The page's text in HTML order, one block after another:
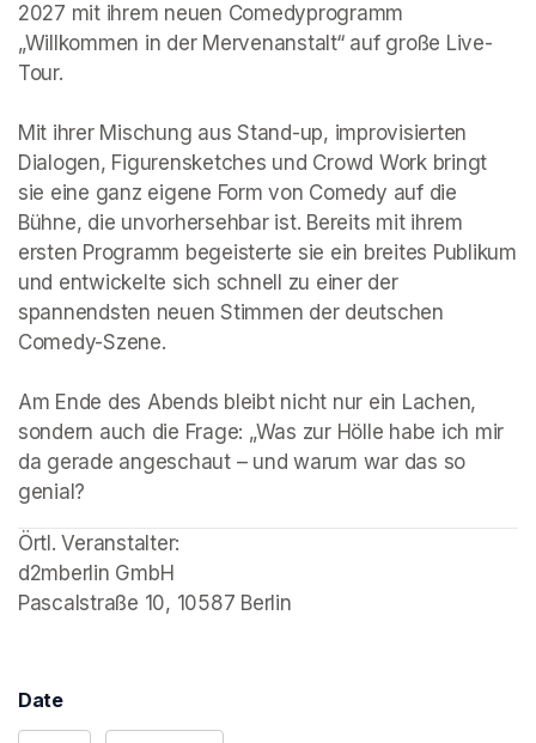
2027 mit ihrem neuen Comedyprogramm
„Willkommen in der Mervenanstalt“ auf große Live-
Tour.
Mit ihrer Mischung aus Stand-up, improvisierten
Dialogen, Figurensketches und Crowd Work bringt
sie eine ganz eigene Form von Comedy auf die
Bühne, die unvorhersehbar ist. Bereits mit ihrem
ersten Programm begeisterte sie ein breites Publikum
und entwickelte sich schnell zu einer der
spannendsten neuen Stimmen der deutschen
Comedy-Szene.
Am Ende des Abends bleibt nicht nur ein Lachen,
sondern auch die Frage: „Was zur Hölle habe ich mir
da gerade angeschaut – und warum war das so
genial?
Örtl. Veranstalter:
d2mberlin GmbH
Pascalstraße 10, 10587 Berlin
Date